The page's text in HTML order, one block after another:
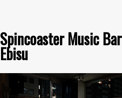
Spincoaster Music Bar
Ebisu